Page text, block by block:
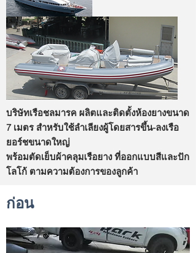
บริษัทเรือชลมารค ผลิตและติดตั้งห้องยางขนาด
7 เมตร สำหรับใช้ลำเลียงผู้โดยสารขึ้น-ลงเรือ
ยอร์ชขนาดใหญ่
พร้อมตัดเย็บผ้าคลุมเรือยาง ที่ออกแบบสีและปัก
โลโก้ ตามความต้องการของลูกค้า
ก่อน